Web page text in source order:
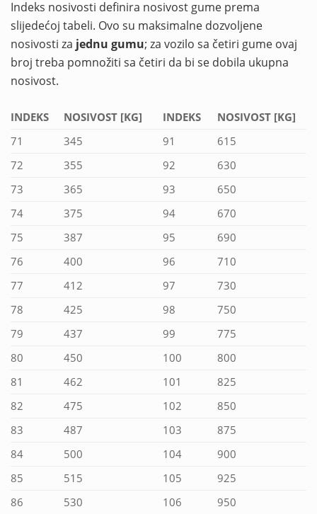
Indeks nosivosti definira nosivost gume prema
slijedećoj tabeli. Ovo su maksimalne dozvoljene
nosivosti za jednu gumu; za vozilo sa četiri gume ovaj
broj treba pomnožiti sa četiri da bi se dobila ukupna
nosivost.
INDEKS NOSIVOST [KG] INDEKS
NOSIVOST [KG]
71
345 91
615
72
355 92
630
73
365 93
650
74
375 94
670
75
387 95
690
76
400 96
710
77
412 97
730
78
425 98
750
79
437 99
775
80
450 100
800
81
462 101
825
82
475 102
850
83
487 103
875
84
500 104
900
85
515 105
925
86
530 106 950